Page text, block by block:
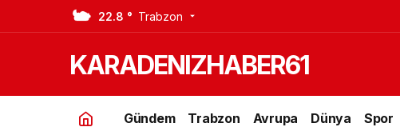
22.8 ° Trabzon
KARADENIZHABER61
Gündem Trabzon Avrupa Dünya Spor